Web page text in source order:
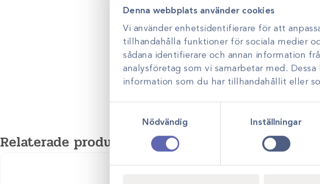
Denna webbplats använder cookies
Vi använder enhetsidentifierare för att
tillhandahålla funktioner för sociala medier
sådana identifierare och annan information
analysföretag som vi samarbetar med.
information som du har tillhandahållit eller
Nödvändig
Inställningar
Relaterade produkter